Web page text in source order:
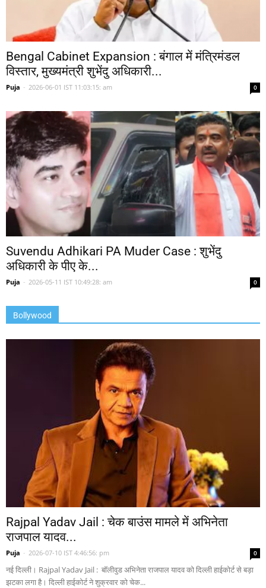
Bengal Cabinet Expansion : बंगाल में मंत्रिमंडल
विस्तार, मुख्यमंत्री शुभेंदु अधिकारी...
Puja - 2026-06-01 IST 11:03:15: am 0
Suvendu Adhikari PA Muder Case : शुभेंदु
अधिकारी के पीए के...
Puja - 2026-05-11 IST 10:49:28: am 0
Bollywood
Rajpal Yadav Jail : चेक बाउंस मामले में अभिनेता
राजपाल यादव...
Puja - 2026-07-10 IST 4:46:56: pm 0
नई दिल्ली। Rajpal Yadav Jail : बॉलीवुड अभिनेता राजपाल यादव को दिल्ली हाईकोर्ट से बड़ा
झटका लगा है। दिल्ली हाईकोर्ट ने शुक्रवार को चेक...